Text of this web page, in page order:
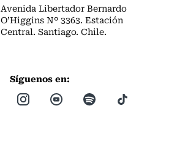
Avenida Libertador Bernardo
O’Higgins Nº 3363. Estación
Central. Santiago. Chile.
Síguenos en: